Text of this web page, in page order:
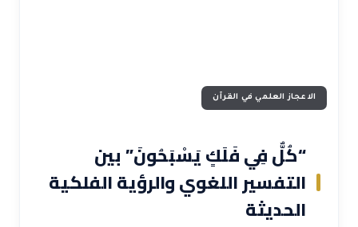
الاعجاز العلمي في القرآن
“كُلٌّ فِي فَلَكٍ يَسْبَحُونَ” بين
التفسير اللغوي والرؤية الفلكية
الحديثة